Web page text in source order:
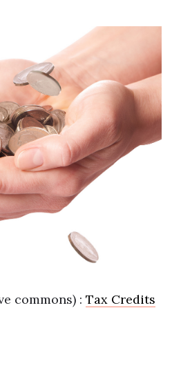
commons) : Tax Credits